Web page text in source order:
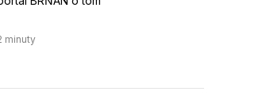
minuty